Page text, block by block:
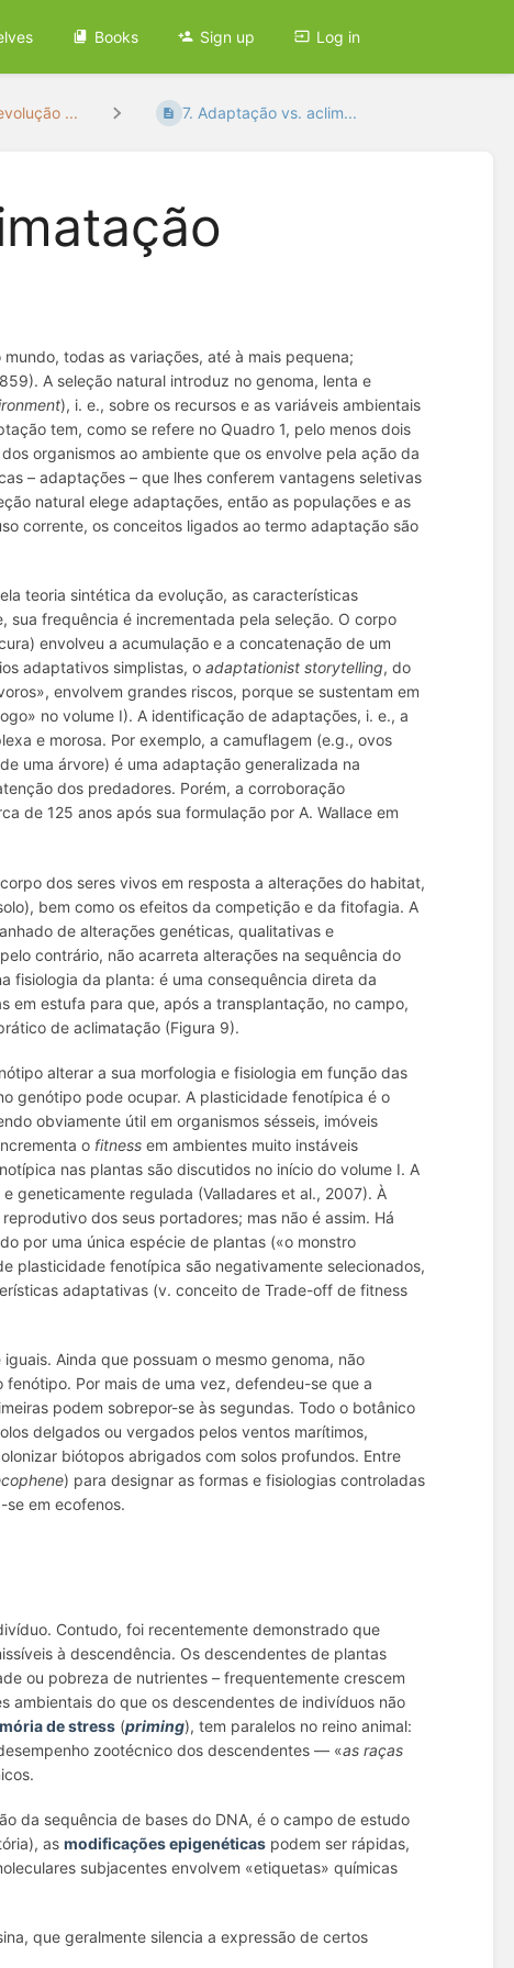
Books Sign up Log in
... 7. Adaptação vs. aclim...
todas as variações, até à mais pequena;
A seleção natural introduz no genoma, lenta e
), i. e., sobre os recursos e as variáveis ambientais
tem, como se refere no Quadro 1, pelo menos dois
organismos ao ambiente que os envolve pela ação da
–adaptações – que lhes conferemvantagens seletivas
natural elege adaptações, então as populações e as
corrente, os conceitos ligados ao termo adaptação são
teoria sintética da evolução, as características
sua frequência é incrementada pela seleção. O corpo
envolveu a acumulação e a concatenação de um
adaptativos simplistas, oadaptationist storytelling, do
envolvem grandes riscos, porque se sustentam em
no volume I). A identificação de adaptações, i. e., a
e morosa. Por exemplo, a camuflagem (e.g., ovos
uma árvore) é uma adaptação generalizada na
dos predadores. Porém, a corroboração
de 125 anos após sua formulação por A. Wallace em
dos seres vivos em resposta a alterações do habitat,
bem como os efeitos da competição e da fitofagia. A
de alterações genéticas, qualitativas e
contrário, não acarreta alterações na sequência do
fisiologia da planta: é uma consequência direta da
em estufa para que, após a transplantação, no campo,
de aclimatação (Figura 9).
alterar a sua morfologia e fisiologia em função das
genótipo pode ocupar. A plasticidade fenotípica é o
obviamente útil em organismos sésseis, imóveis
o fitness em ambientes muito instáveis
nas plantas são discutidos no início do volume I. A
geneticamente regulada (Valladares et al., 2007). À
dos seus portadores; mas não é assim. Há
por uma única espécie de plantas («o monstro
plasticidade fenotípica são negativamente selecionados,
adaptativas (v. conceito deTrade-off de fitness
Ainda que possuam o mesmo genoma, não
Por mais de uma vez, defendeu-se que a
podem sobrepor-se às segundas. Todo o botânico
delgados ou vergados pelos ventos marítimos,
biótopos abrigados com solos profundos. Entre
) para designar as formas e fisiologias controladas
em ecofenos.
Contudo, foi recentemente demonstrado que
à descendência. Os descendentes de plantas
ou pobreza de nutrientes – frequentemente crescem
ambientais do que os descendentes de indivíduos não
de stress (priming), tem paralelos no reino animal:
zootécnico dos descendentes — «as raças
da sequência de bases do DNA, é o campo de estudo
asmodificações epigenéticas podem ser rápidas,
subjacentes envolvem «etiquetas» químicas
que geralmente silencia a expressão de certos